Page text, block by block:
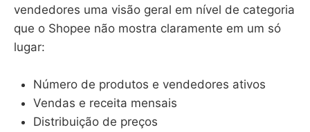
vendedores uma visão geral em nível de categoria
que o Shopee não mostra claramente em um só
lugar:
Número de produtos e vendedores ativos
Vendas e receita mensais
Distribuição de preços